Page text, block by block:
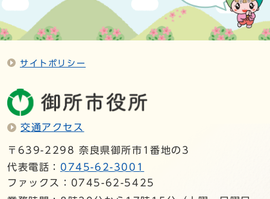
サイトポリシー
交通アクセス
〒639-2298 奈良県御所市1番地の3
代表電話： 0745-62-3001
ファックス：0745-62-5425